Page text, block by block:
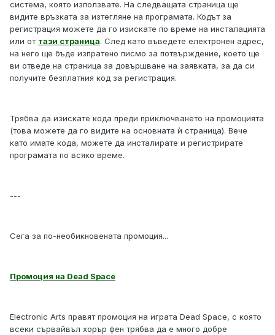
система, която използвате. На следващата страница ще
видите връзката за изтегляне на програмата. Кодът за
регистрация можете да го изискате по време на инсталацията
или от тази страница. След като въведете електронен адрес,
на него ще бъде изпратено писмо за потвърждение, което ще
ви отведе на страница за довършване на заявката, за да си
получите безплатния код за регистрация.
Трябва да изискате кода преди приключването на промоцията
(това можете да го видите на основната ѝ страница). Вече
като имате кода, можете да инсталирате и регистрирате
програмата по всяко време.
---
Сега за по-необикновената промоция...
Промоция на Dead Space
Electronic Arts правят промоция на играта Dead Space, с която
всеки сървайвъл хорър фен трябва да е много добре